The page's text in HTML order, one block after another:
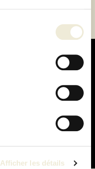
Afficher les détails